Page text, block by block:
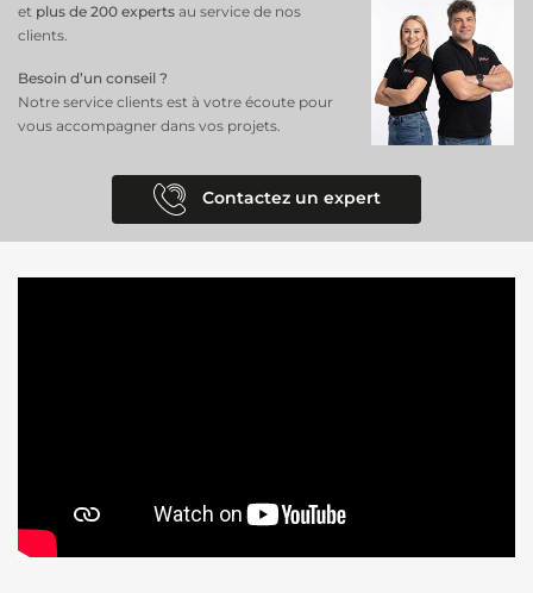
et plus de 200 experts au service de nos
clients.
Besoin d’un conseil ?
Notre service clients est à votre écoute pour
vous accompagner dans vos projets.
Contactez un expert